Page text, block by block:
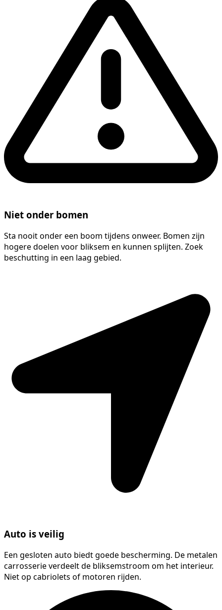
Niet onder bomen
Sta nooit onder een boom tijdens onweer. Bomen zijn
hogere doelen voor bliksem en kunnen splijten. Zoek
beschutting in een laag gebied.
Auto is veilig
Een gesloten auto biedt goede bescherming. De metalen
carrosserie verdeelt de bliksemstroom om het interieur.
Niet op cabriolets of motoren rijden.